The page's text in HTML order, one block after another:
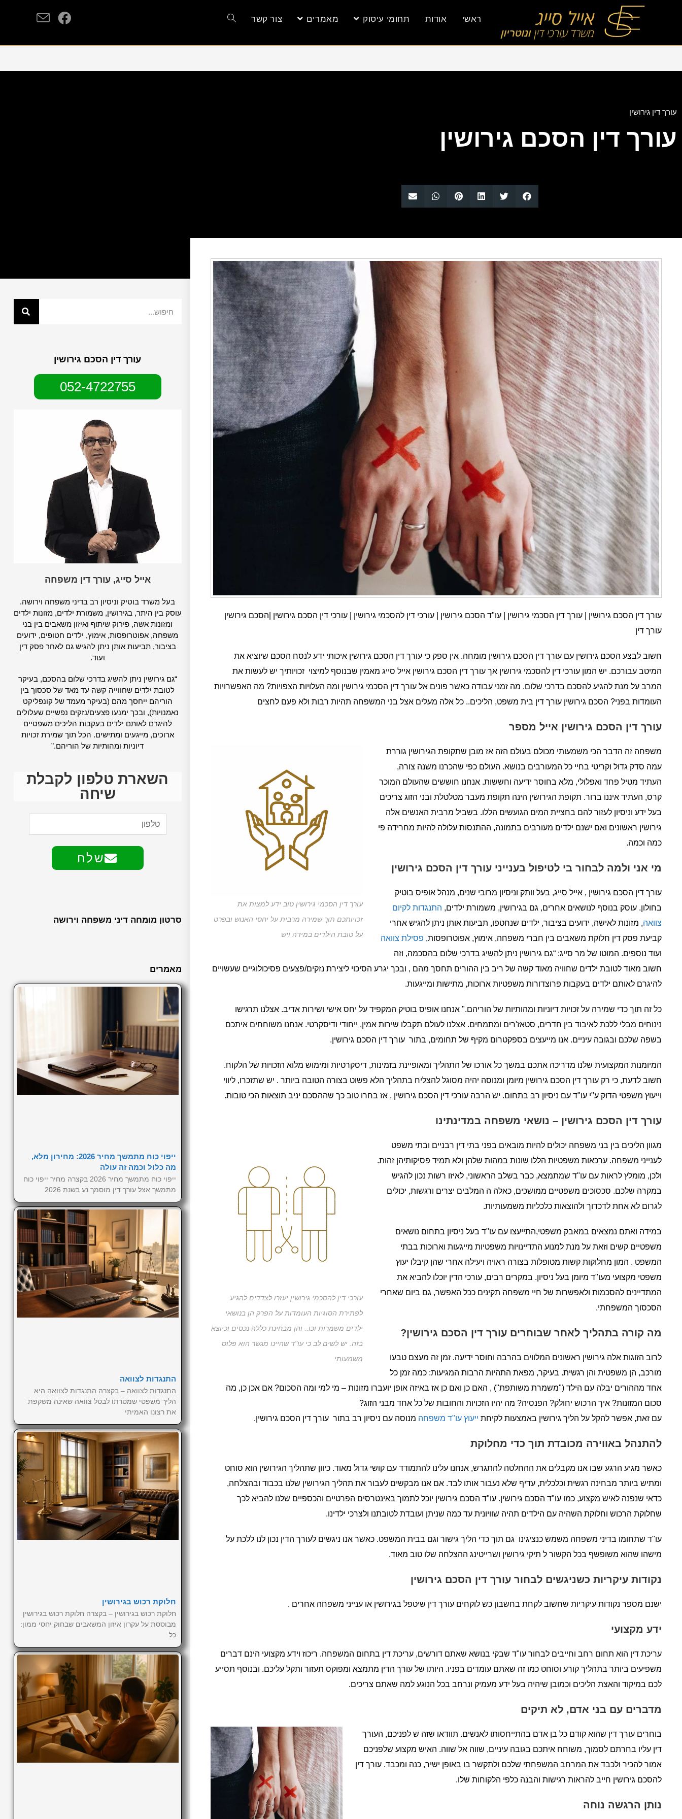
ראשי אודות תחומי עיסוק מאמרים צור קשר
עורך דין גירושין
עורך דין הסכם גירושין
עורך דין הסכם גירושין | עורך דין הסכמי גירושין | עו"ד הסכם גירושין | עורכי דין להסכמי גירושין | עורכי דין הסכם גירושין |הסכם גירושין
עורך דין
חשוב לבצע הסכם גירושין עם עורך דין הסכם גירושין מומחה. אין ספק כי עורך דין הסכם גירושין איכותי ידע לנסח הסכם שיוציא את
המיטב עבורכם. יש המון עורכי דין להסכמי גירושין אך עורך דין הסכם גירושין אייל סייג מאמין שבנוסף למיצוי זכויותיך יש לעשות את
המרב על מנת להגיע להסכם בדרכי שלום. מה זמני עבודה כאשר פונים אל עורך דין הסכמי גירושין ומה העלויות הצפויות? מה האפשרויות
העומדות בפני? הסכם גירושין עורך דין בית משפט, הליכים.. כל אלה מעלים אצל בני המשפחה תהיות רבות ולא פעם לחצים
עורך דין הסכם גירושין אייל מספר
עורך דין הסכמי גירושין טוב ידע למצות את
זכויותכם תוך שמירה מרבית על יחסי האנוש ובפרט
על טובת הילדים במידה ויש
משפחה זה הדבר הכי משמעותי מכולם בעולם הזה אז מובן שתקופת הגירושין גוררת
עמה סדק גדול וקריטי בחיי כל המעורבים בנושא. העולם כפי שהכרנו משנה צורה,
העתיד מטיל פחד ואפלולי, מלא בחוסר ידיעה וחששות. אנחנו חוששים שהעולם המוכר
קרס, העתיד איננו ברור. תקופת הגירושין הינה תקופת מעבר מטלטלת ובני הזוג צריכים
בעל ידע וניסיון לעזור להם בחציית המים הגועשים הללו. בשביל מרבית האנשים אלה
גירושין ראשונים ואם ישנם ילדים מעורבים בתמונה, ההתנסות עלולה להיות מחרידה פי
כמה וכמה.
מי אני ולמה לבחור בי לטיפול בענייני עורך דין הסכם גירושין
עורך דין הסכם גירושין , אייל סייג, בעל וותק וניסיון מרובי שנים, מנהל אופיס בוטיק
בחולון. עוסק בנוסף לנושאים אחרים, גם בגירושין, משמורת ילדים, התנגדות לקיום
צוואה, מזונות לאישה, ידועים בציבור, ילדים שנחטפו, תביעות אותן ניתן להגיש אחרי
קביעת פסק דין חלוקת משאבים בין חברי משפחה, אימוץ, אפוטרופסות, פסילת צוואה
ועוד נוספים. המוטו של מר סייג: “גם גירושין ניתן להשיג בדרכי שלום בהסכמה, וזה
חשוב מאוד לטובת ילדים שחוויה מאוד קשה של ריב בין ההורים תחסך מהם , ובכך יגרע הסיכוי ליצירת נזקים/פצעים פסיכולוגיים שעשויים
להיגרם לאותם ילדים בעקבות פרוצדורות משפטיות ארוכות, מתישות ומייגעות.
כל זה תוך כדי שמירה על זכויות דיוניות ומהותיות של הוריהם." אנחנו אופיס בוטיק המקפיד על יחס אישי ושירות אדיב. אצלנו תרגישו
נינוחים מבלי ללכת לאיבוד בין חדרים, סטאז'רים ומתמחים. אצלנו לעולם תקבלו שירות אמין, ייחודי ודיסקרטי. אנחנו משוחחים איתכם
בשפה שלכם ובגובה עיניים. אנו מייעצים בספקטרום מקיף של תחומים, בתור עורך דין הסכם גירושין.
המיומנות המקצועית שלנו מדריכה אתכם במשך כל אורכו של התהליך ומאופיינת בזמינות, דיסקרטיות ומימוש מלוא הזכויות של הלקוח.
חשוב לדעת, כי רק עורך דין הסכם גירושין מיומן ומנוסה יהיה מסוגל להצליח בתהליך הלא פשוט בצורה הטובה ביותר . יש שתזכרו, ליווי
וייעוץ משפטי הדוק ע"י עו"ד עם ניסיון רב בתחום. יש הרבה עורכי דין הסכם גירושין , אז בחרו טוב כך שההסכם יניב תוצאות הכי טובות.
עורך דין הסכם גירושין – נושאי משפחה במדינתינו
עורכי דין להסכמי גירושין יעזרו לצדדים להגיע
לפתירת הסוגיות העומדות על הפרק הן בנושאי
ילדים משמרות וכו.. והן מבחינת כללה נכסים וכיוצא
בזה. יש לשים לב כי עו"ד שהיינו מגשר הוא פלוס
משמעותי
מגוון הליכים בין בני משפחה יכולים להיות מובאים בפני בתי דין רבניים ובתי משפט
לענייני משפחה. ערכאות משפטיות הללו שונות במהות שלהן ולא תמיד פסיקותיהן זהות.
ולכן, מומלץ לראות עם עו"ד שמתמצא, כבר בשלב הראשוני, לאיזו רשות נכון להגיש
במקרה שלכם. סכסוכים משפטיים ממושכים, כאלה ה המלבים יצרים ורגשות, יכולים
לגרום לא אחת לדכדוך ולהוצאות כלכליות משמעותיות.
במידה ואתם נמצאים במאבק משפטי,התייעצו עם עו"ד בעל ניסיון בתחום נושאים
משפטיים קשים וזאת על מנת למנוע התדיינויות משפטיות מייגעות וארוכות בבתי
המשפט . המון מחלוקות קשות מטופלות בצורה ראויה ויעילה אחרי שהן קיבלו יעוץ
משפטי מקצועי מעו"ד מיומן בעל ניסיון. במקרים רבים, עורכי הדין יוכלו להביא את
המתדיינים להסכמות ולאפשרות של חיי משפחה תקינים ככל האפשר, גם ביום שאחרי
הסכסוך המשפחתי.
מה קורה בתהליך לאחר שבוחרים עורך דין הסכם גירושין?
לרוב הזוגות אלה גירושין ראשונים המלווים בהרבה וחוסר ידיעה. זמן זה מעצם טבעו
מורכב, הן משפטית והן רגשית. בעיקר, מפאת התהיות הרבות המגיעות: כמה זמן כל
אחד מההורים יבלה עם הילד ("משמרת משותפת") , האם כן ואם כן אז באיזה אופן יועברו מזונות – מי למי ומה הסכום? אם אכן כן, מה
סכום המזונות? איך הרכוש יחולק? הפנסיה? מה יהיו הזכויות והחובות של כל אחד מבני הזוג?
עם זאת, אפשר להקל על הליך גירושין באמצעות לקיחת ייעוץ עו"ד משפחה מנוסה עם ניסיון רב בתור עורך דין הסכם גירושין.
להתנהל באווירה מכובדת תוך כדי מחלוקת
כאשר מגיע הרגע שבו אנו מקבלים את ההחלטה להתגרש, אנחנו עלינו להתמודד עם קושי גדול מאוד. כיוון שתהליך הגירושין הוא סוחט
ומתיש ביותר מבחינה רגשית וכלכלית, עדיף שלא נעבור אותו לבד. אם אנו מבקשים לעבור את תהליך הגירושין שלנו בכבוד ובהצלחה,
כדאי שנפנה לאיש מקצוע, כמו עו"ד הסכם גירושין. עו"ד הסכם גירושין יוכל לתמוך באינטרסים הפרטיים והכספיים שלנו להביא לכך
שחלוקת הרכוש וחלוקת השהיה עם הילדים תהיה שוויונית עד כמה שניתן ועובדת לטובתנו ולצרכי ילדינו.
עו"ד שתחומו בדיני משפחה משמש כנציגינו גם תוך כדי הליך גישור וגם בבית המשפט. כאשר אנו ניגשים לעורך הדין נכון לנו ללכת על
מישהו שהוא משופשף בכל הקשור ל תיקי גירושין ושרייטינג ההצלחה שלו טוב מאוד.
נקודות עיקריות כשניגשים לבחור עורך דין הסכם גירושין
ישנם מספר נקודות עיקריות שחשוב לקחת בחשבון כש לוקחים עורך דין שיטפל בגירושין או ענייני משפחה אחרים .
ידע מקצועי
עריכת דין הוא תחום רחב וחייבים לבחור עו"ד שבקי בנושא שאתם דורשים, עריכת דין בתחום המשפחה. ריכוז וידע מקצועי הינם דברים
משפיעים ביותר בתהליך קורע וסוחט כמו זה שאתם עומדים בפניו. היותו של עורך הדין מתמצא ומפוקס תעזור ותקל עליכם. ובנוסף תסייע
לכם במיקוד והאצת הליכים וכמובן שיהיה בעל ידע מעמיק ונרחב בכל הנוגע למה שאתם צריכים.
מדברים עם בני אדם, לא תיקים
בוחרים עורך דין שהוא קודם כל בן אדם בהתייחסותו לאנשים. תוודאו שזה ש לפניכם, העורך
דין עליו בחרתם לסמוך, משוחח איתכם בגובה עיניים, שווה אל שווה. האיש מקצוע שלפניכם
אמור להכיר ולכבד את המרחב המשפחתי שלכם ולתקשר בו באופן ישיר, כנה ומכבד. עורך דין
להסכם גירושין חייב להראות רגישות והבנה כלפי הלקוחות שלו.
נותן הרגשה נוחה
עורך דין הסכם גירושין
052-4722755
אייל סייג, עורך דין משפחה
בעל משרד בוטיק וניסיון רב בדיני משפחה וירושה.
עוסק בין היתר, בגירושין, משמורת ילדים, מזונות ילדים
ומזונות אשה, פירוק שיתוף ואיזון משאבים בין בני
משפחה, אפוטרופסות, אימוץ, ילדים חטופים, ידועים
בציבור, תביעות אותן ניתן להגיש גם לאחר פסק דין
ועוד.
“גם גירושין ניתן להשיג בדרכי שלום בהסכם, בעיקר
לטובת ילדים שחווייה קשה עד מאד של סכסוך בין
הוריהם ייחסך מהם (בעיקר מעמד של קונפליקט
נאמנויות), ובכך ימנעו פצעים/נזקים נפשיים שעלולים
להיגרם לאותם ילדים בעקבות הליכים משפטיים
ארוכים, מייגעים ומתישים. הכל תוך שמירת זכויות
דיוניות ומהותיות של הוריהם.”
השארת טלפון לקבלת
שיחה
שלח
סרטון מומחה דיני משפחה וירושה
מאמרים
ייפוי כוח מתמשך מחיר 2026: מחירון מלא,
מה כלול וכמה זה עולה
ייפוי כוח מתמשך מחיר 2026 בקצרה מחיר ייפוי כוח
מתמשך אצל עורך דין מוסמך נע בשנת 2026
התנגדות לצוואה
התנגדות לצוואה – בקצרה התנגדות לצוואה היא
הליך משפטי שמטרתו לבטל צוואה שאינה משקפת
את רצונו האמיתי
חלוקת רכוש בגירושין
חלוקת רכוש בגירושין – בקצרה חלוקת רכוש בגירושין
מבוססת על עקרון איזון המשאבים שבחוק יחסי ממון:
כל